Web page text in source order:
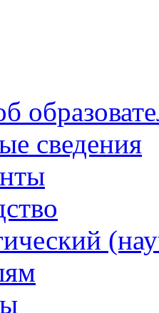
сведения